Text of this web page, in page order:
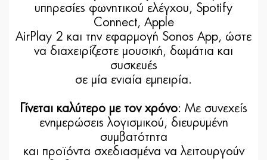
υπηρεσίες φωνητικού ελέγχου, Spotify
Connect, Apple
AirPlay 2 και την εφαρμογή Sonos App, ώστε
να διαχειρίζεστε μουσική, δωμάτια και
συσκευές
σε μία ενιαία εμπειρία.
Γίνεται καλύτερο με τον χρόνο: Με συνεχείς
ενημερώσεις λογισμικού, διευρυμένη
συμβατότητα
και προϊόντα σχεδιασμένα να λειτουργούν